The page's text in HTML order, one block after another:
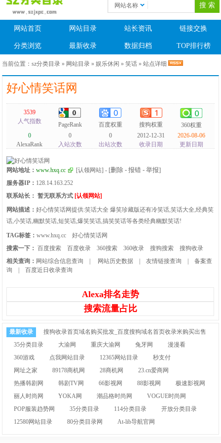
网站名称
网站首页 网站目录 站长资讯 链接交换
分类浏览 最新收录 数据归档 TOP排行榜
当前位置：sz分类目录 » 网站目录 »娱乐休闲 »笑话 » 站点详细
好心情笑话网
3539
人气指数
PageRank 百度权重 搜狗权重
360权重
0
AlexaRank
0
入站次数
0
出站次数
2012-12-31
收录日期
2026-08-06
更新日期
网站地址：www.hxq.cc [认领网站] - [删除 - 报错 - 举报]
服务器IP： 128.14.163.252
联系站长： 暂无联系方式 [认领网站]
网站描述：好心情笑话网提供:笑话大全 爆笑珍藏版还有冷笑话,笑话大全,经典笑
话,小笑话,幽默笑话,短笑话,爆笑笑话,搞笑笑话等各类经典幽默笑话!
TAG标签：www.hxq.cc
好心情笑话网
搜索一下： 百度搜索 百度收录 360搜索 360收录 搜狗搜索
搜狗收录
相关查询： 网站综合信息查询 网站历史数据 |友情链接查询 |备案查
询
|百度近日收录查询
Alexa排名走势
搜索流量占比
最新收录
搜狗收录首页域名购买批发_百度搜狗域名首页收录米购买出售
35分类目录
大渝网 重庆大渝网 兔牙网
漫漫看
360游戏
点我网站目录 12365网站目录
秒支付
网址之家
89178商机网 28商机网
23.cn爱商网
热播韩剧网
韩剧TV网 66影视网 88影视网
极速影视网
丽人时尚网
YOKA网 潮品格时尚网
VOGUE时尚网
POP服装趋势网
35分类目录 114分类目录
开放分类目录
12580网站目录
80分类目录网 At-lib导航官网